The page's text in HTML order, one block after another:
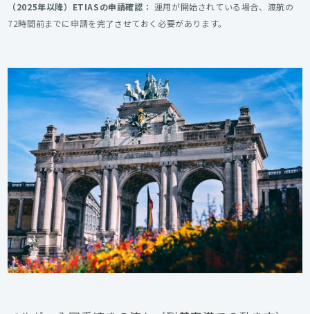
（2025年以降）ETIASの申請確認： 運用が開始されている場合、渡航の
72時間前までに申請を完了させておく必要があります。